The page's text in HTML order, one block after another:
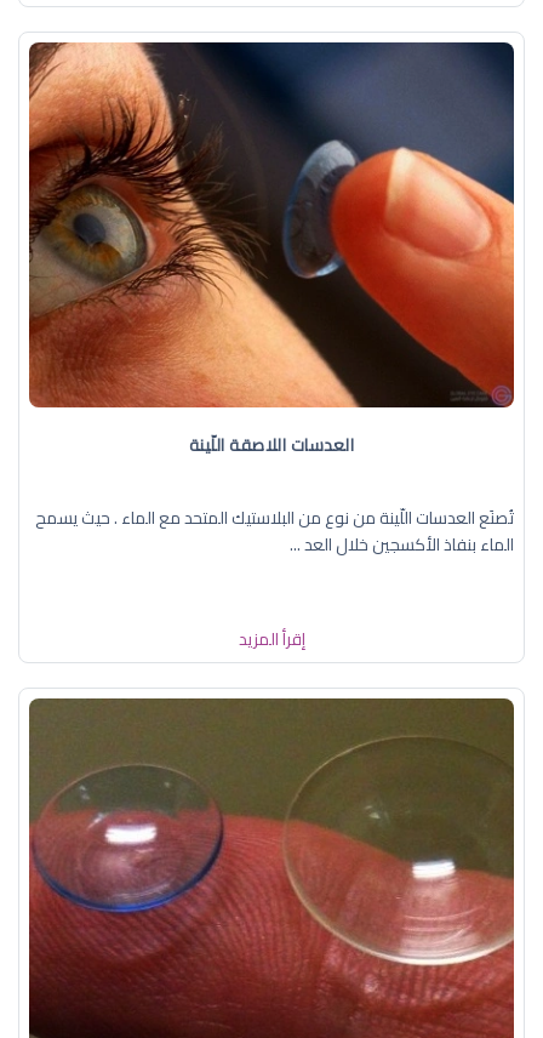
العدسات اللاصقة اللّينة
تُصنَع العدسات اللّينة من نوع من البلاستيك المتحد مع الماء . حيث يسمح
الماء بنفاذ الأكسجين خلال العد ...
إقرأ المزيد